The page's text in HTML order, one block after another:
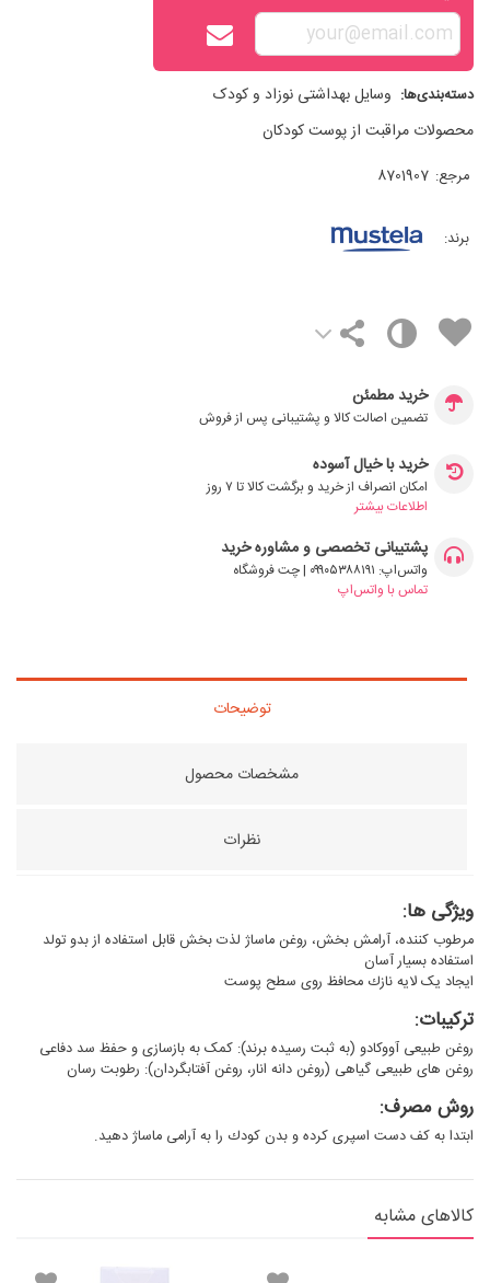
دسته‌بندی‌ها: وسایل بهداشتی نوزاد و کودک
محصولات مراقبت از پوست کودکان
مرجع: 8701907
برند:
خرید مطمئن
تضمین اصالت کالا و پشتیبانی پس از فروش
خرید با خیال آسوده
امکان انصراف از خرید و برگشت کالا تا ۷ روز
اطلاعات بیشتر
پشتیبانی تخصصی و مشاوره خرید
واتس‌اپ: ۰۹۹۰۵۳۸۸۱۹۱ | چت فروشگاه
تماس با واتس‌اپ
توضیحات
مشخصات محصول
نظرات
ویژگی ها:
مرطوب کننده، آرامش بخش، روغن ماساژ لذت بخش قابل استفاده از بدو تولد
استفاده بسیار آسان
ایجاد یک لایه نازك محافظ روى سطح پوست
ترکیبات:
روغن طبیعى آووکادو (به ثبت رسیده برند): کمک به بازسازى و حفظ سد دفاعى
روغن هاى طبیعى گیاهى (روغن دانه انار، روغن آفتابگردان): رطوبت رسان
روش مصرف:
ابتدا به کف دست اسپرى کرده و بدن کودك را به آرامى ماساژ دهید.
کالاهای مشابه